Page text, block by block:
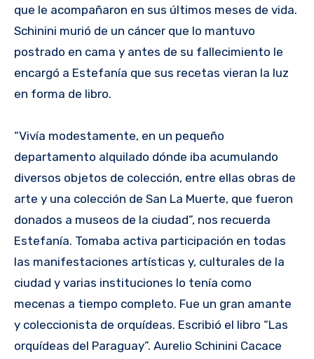
que le acompañaron en sus últimos meses de vida.
Schinini murió de un cáncer que lo mantuvo
postrado en cama y antes de su fallecimiento le
encargó a Estefanía que sus recetas vieran la luz
en forma de libro.
“Vivía modestamente, en un pequeño
departamento alquilado dónde iba acumulando
diversos objetos de colección, entre ellas obras de
arte y una colección de San La Muerte, que fueron
donados a museos de la ciudad”, nos recuerda
Estefanía. Tomaba activa participación en todas
las manifestaciones artísticas y, culturales de la
ciudad y varias instituciones lo tenía como
mecenas a tiempo completo. Fue un gran amante
y coleccionista de orquídeas. Escribió el libro “Las
orquídeas del Paraguay”. Aurelio Schinini Cacace